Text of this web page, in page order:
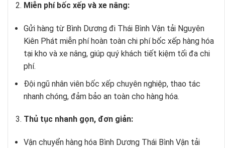
Miễn phí bốc xếp và xe nâng:
Gửi hàng từ Bình Dương đi Thái Bình Vận tải Nguyên
Kiên Phát miễn phí hoàn toàn chi phí bốc xếp hàng hóa
tại kho và xe nâng, giúp quý khách tiết kiệm tối đa chi
phí.
Đội ngũ nhân viên bốc xếp chuyên nghiệp, thao tác
nhanh chóng, đảm bảo an toàn cho hàng hóa.
Thủ tục nhanh gọn, đơn giản:
Vận chuyển hàng hóa Bình Dương Thái Bình Vận tải